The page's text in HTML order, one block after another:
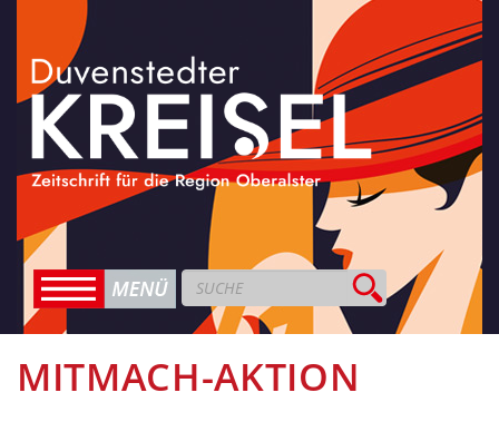
MITMACH-AKTION